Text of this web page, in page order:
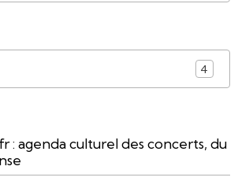
4
: agenda culturel des concerts, du